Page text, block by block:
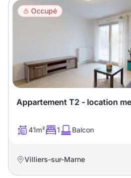
Occupé
Appartement T2 - location
41m² 1 Balcon
Villiers-sur-Marne